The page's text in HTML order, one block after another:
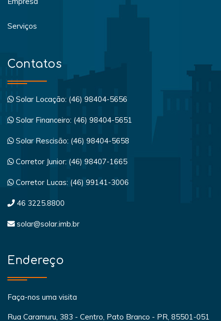
Serviços
Contatos
Solar Locação: (46) 98404-5656
Solar Financeiro: (46) 98404-5651
Solar Rescisão: (46) 98404-5658
Corretor Junior: (46) 98407-1665
Corretor Lucas: (46) 99141-3006
46 3225.8800
solar@solar.imb.br
Endereço
Faça-nos uma visita
Rua Caramuru, 383 - Centro, Pato Branco - PR, 85501-051